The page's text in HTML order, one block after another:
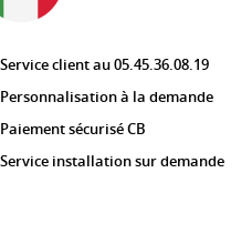
Service client au 05.45.36.08.19​
Personnalisation à la demande
Paiement sécurisé CB​
Service installation sur demande